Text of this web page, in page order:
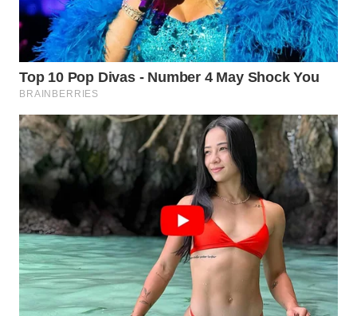
TAPANULI
SELATAN
WN
TANJUNG
LESUNG
WN
KARO
SIMALUNGUN
WN
LABUHANBATU